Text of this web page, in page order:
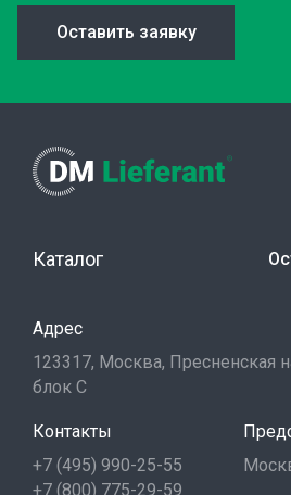
Оставить заявку
Каталог
Адрес
123317, Москва, Пресненская
блок С
Контакты
+7 (495) 990-25-55
+7 (800) 775-29-59